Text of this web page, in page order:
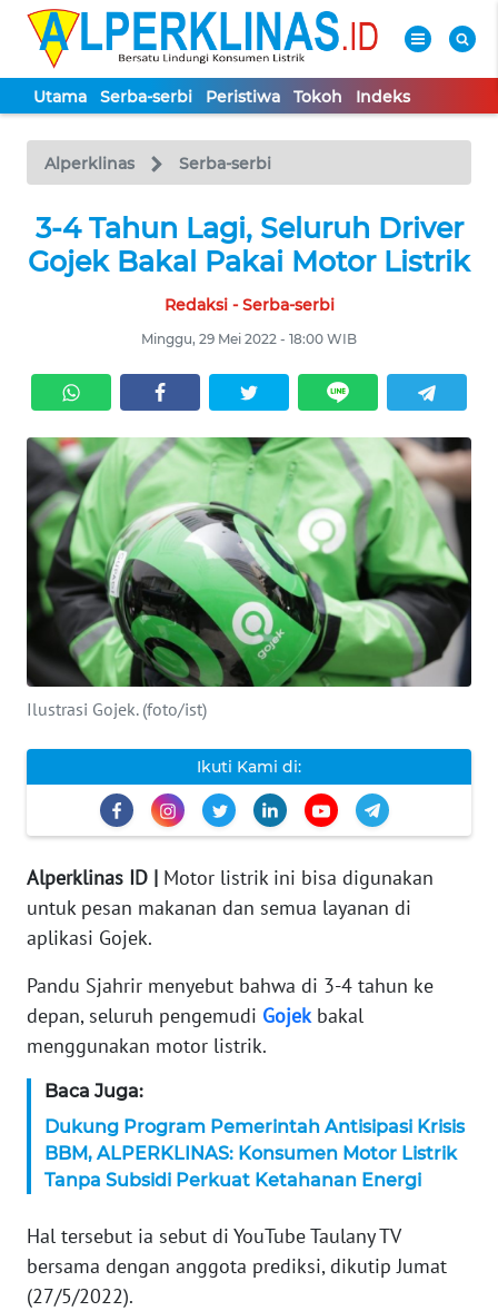
Utama Serba-serbi Peristiwa Tokoh Indeks
Alperklinas Serba-serbi
3-4 Tahun Lagi, Seluruh Driver
Gojek Bakal Pakai Motor Listrik
Redaksi - Serba-serbi
Minggu, 29 Mei 2022 - 18:00 WIB
Ilustrasi Gojek. (foto/ist)
Ikuti Kami di:
Alperklinas ID | Motor listrik ini bisa digunakan
untuk pesan makanan dan semua layanan di
aplikasi Gojek.
Pandu Sjahrir menyebut bahwa di 3-4 tahun ke
depan, seluruh pengemudi Gojekbakal
menggunakan motor listrik.
Baca Juga:
Dukung Program Pemerintah Antisipasi Krisis
BBM, ALPERKLINAS: Konsumen Motor Listrik
Tanpa Subsidi Perkuat Ketahanan Energi
Hal tersebut ia sebut di YouTube Taulany TV
bersama dengan anggota prediksi, dikutip Jumat
(27/5/2022).
TV
Tutup
UTAMA
PERISTIWA
TOKOH
Informasi
INDEKS
BERITA
KONTAK
KAMI
INFO
TENTANG
PEDOMAN
MEDIA
SIBER
REDAKSI
KARIR
DISCLAIMER
Wahana
Regional
SUMUT